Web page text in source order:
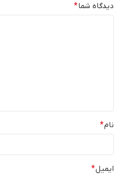
دیدگاه شما*
نام*
ایمیل*